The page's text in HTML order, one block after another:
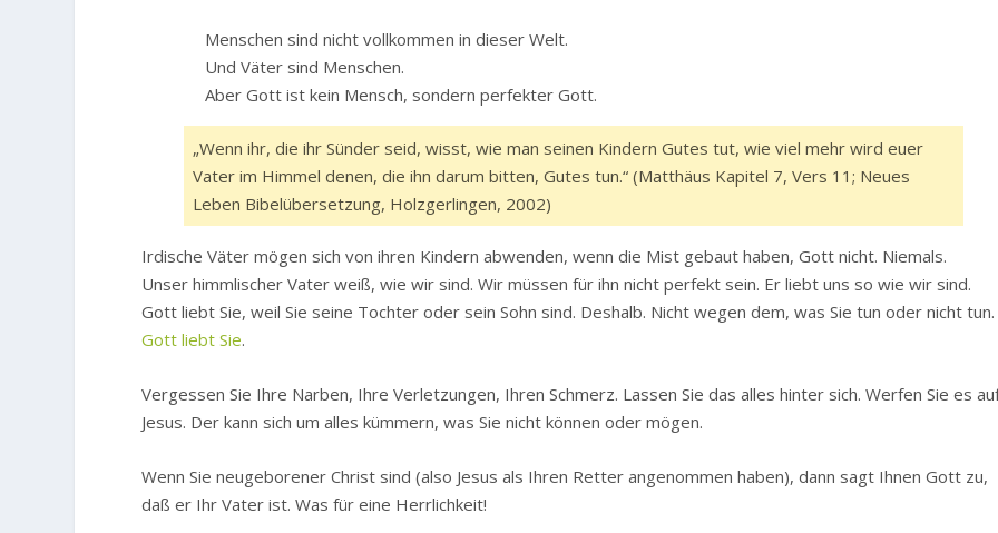
Menschen sind nicht vollkommen in dieser Welt.
Und Väter sind Menschen.
Aber Gott ist kein Mensch, sondern perfekter Gott.
„Wenn ihr, die ihr Sünder seid, wisst, wie man seinen Kindern Gutes tut, wie viel mehr wird euer
Vater im Himmel denen, die ihn darum bitten, Gutes tun.“ (Matthäus Kapitel 7, Vers 11; Neues
Leben Bibelübersetzung, Holzgerlingen, 2002)
Irdische Väter mögen sich von ihren Kindern abwenden, wenn die Mist gebaut haben, Gott nicht. Niemals.
Unser himmlischer Vater weiß, wie wir sind. Wir müssen für ihn nicht perfekt sein. Er liebt uns so wie wir sind.
Gott liebt Sie, weil Sie seine Tochter oder sein Sohn sind. Deshalb. Nicht wegen dem, was Sie tun oder nicht tun.
Gott liebt Sie.
Vergessen Sie Ihre Narben, Ihre Verletzungen, Ihren Schmerz. Lassen Sie das alles hinter sich. Werfen Sie es
Jesus. Der kann sich um alles kümmern, was Sie nicht können oder mögen.
Wenn Sie neugeborener Christ sind (also Jesus als Ihren Retter angenommen haben), dann sagt Ihnen Gott zu,
daß er Ihr Vater ist. Was für eine Herrlichkeit!